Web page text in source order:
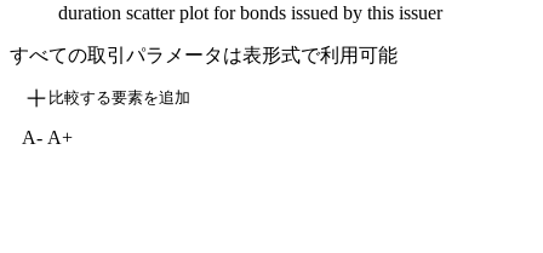
duration scatter plot for bonds issued by this issuer
すべての取引パラメータは表形式で利用可能
比較する要素を追加